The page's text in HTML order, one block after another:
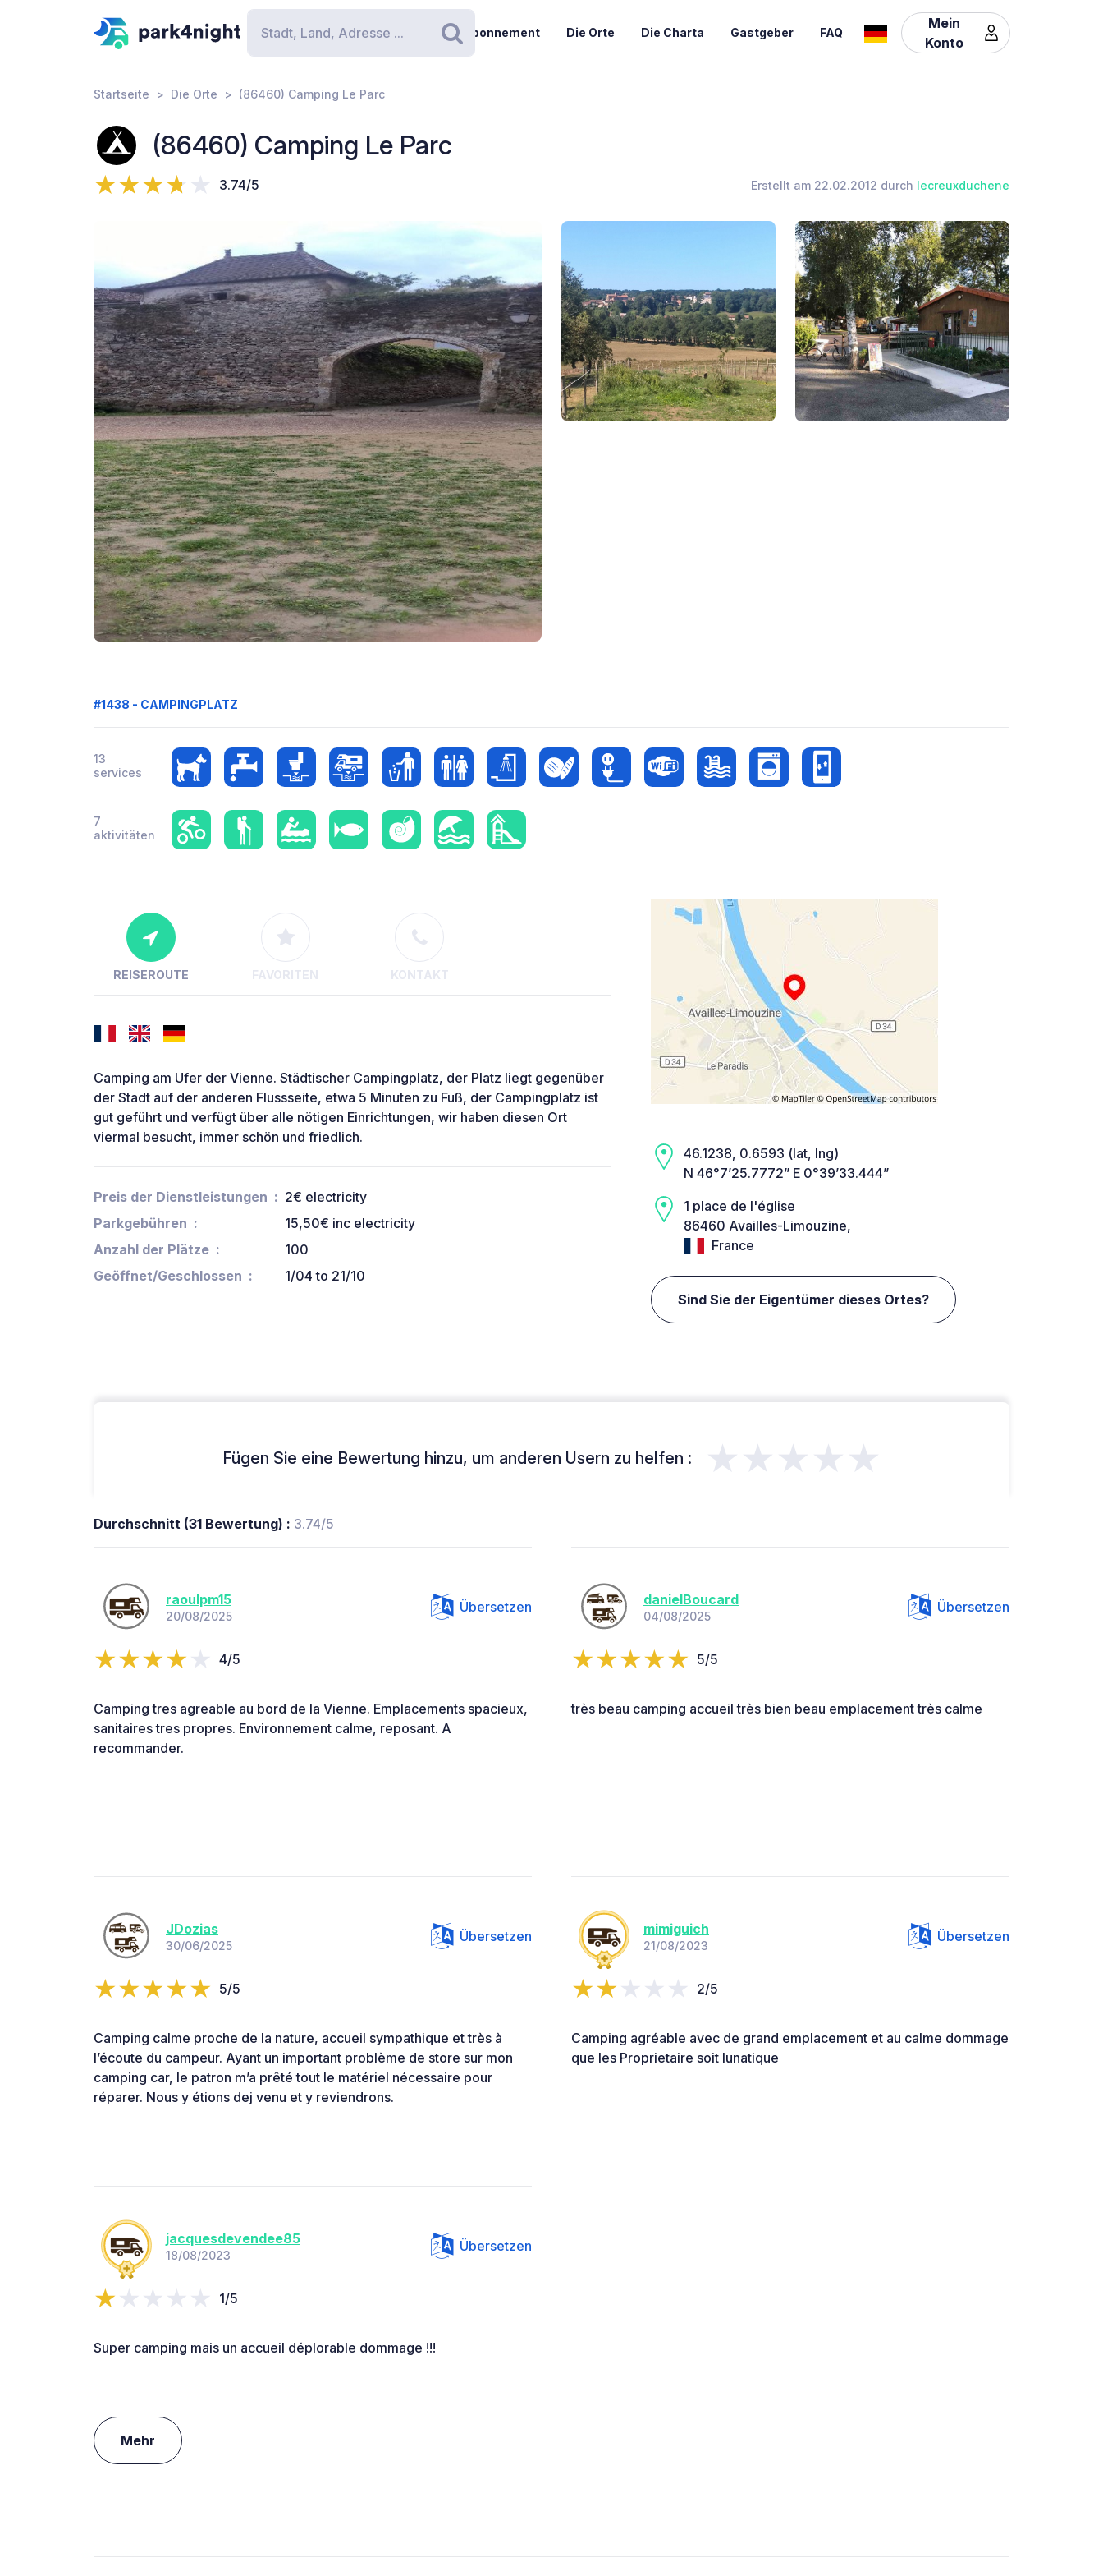
Suchen
Abonnement Die Orte Die Charta Gastgeber FAQ
Mein
Konto
Startseite Die Orte (86460) Camping Le Parc
(86460) Camping Le Parc
3.74/5 Erstellt am 22.02.2012 durch lecreuxduchene
#1438 - CAMPINGPLATZ
13
services
7
aktivitäten
REISEROUTE FAVORITEN KONTAKT
Camping am Ufer der Vienne. Städtischer Campingplatz, der Platz liegt gegenüber
der Stadt auf der anderen Flussseite, etwa 5 Minuten zu Fuß, der Campingplatz ist
gut geführt und verfügt über alle nötigen Einrichtungen, wir haben diesen Ort
viermal besucht, immer schön und friedlich.
Preis der Dienstleistungen
2€ electricity
Parkgebühren
15,50€ inc electricity
Anzahl der Plätze
100
Geöffnet/Geschlossen
1/04 to 21/10
46.1238, 0.6593 (lat, lng)
N 46°7’25.7772” E 0°39’33.444”
1 place de l'église
86460 Availles-Limouzine,
France
Sind Sie der Eigentümer dieses Ortes?
Fügen Sie eine Bewertung hinzu, um anderen Usern zu helfen : ★★★★★
Durchschnitt (31 Bewertung) : 3.74/5
raoulpm15
20/08/2025
Übersetzen
4/5
Camping tres agreable au bord de la Vienne. Emplacements spacieux,
sanitaires tres propres. Environnement calme, reposant. A
recommander.
danielBoucard
04/08/2025
Übersetzen
5/5
très beau camping accueil très bien beau emplacement très calme
JDozias
30/06/2025
Übersetzen
5/5
Camping calme proche de la nature, accueil sympathique et très à
l’écoute du campeur. Ayant un important problème de store sur mon
camping car, le patron m’a prêté tout le matériel nécessaire pour
réparer. Nous y étions dej venu et y reviendrons.
mimiguich
21/08/2023
Übersetzen
2/5
Camping agréable avec de grand emplacement et au calme dommage
que les Proprietaire soit lunatique
jacquesdevendee85
18/08/2023
Übersetzen
1/5
Super camping mais un accueil déplorable dommage !!!
Mehr